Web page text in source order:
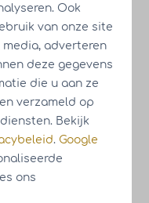
over de
HUB Resorts
eigen gebruik
ons park
Ook
van onze site
adverteren
deze gegevens
die u aan ze
verzameld op
Bekijk
. Google
ons